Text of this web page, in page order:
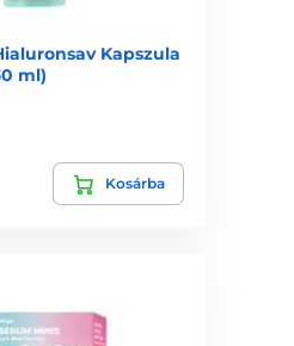
Kapszula
ml)
Kosárba